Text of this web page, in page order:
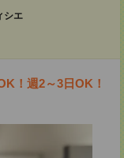
シエ
！週2～3日OK！